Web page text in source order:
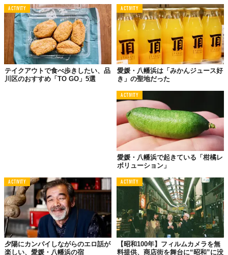
ACTIVITY
テイクアウトで食べ歩きしたい、品
川区のおすすめ「TO GO」5選
ACTIVITY
愛媛・八幡浜は「みかんジュース好
き」の聖地だった
ACTIVITY
愛媛・八幡浜で起きている「柑橘レ
ボリューション」
ACTIVITY
夕陽にカンパイしながらのエロ話が
楽しい、愛媛・八幡浜の宿
ACTIVITY
【昭和100年】フィルムカメラを無
料提供、商店街を舞台に“昭和”に没